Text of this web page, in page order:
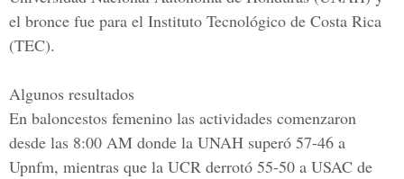
el bronce fue para el Instituto Tecnológico de Costa Rica
(TEC).
Algunos resultados
En baloncestos femenino las actividades comenzaron
desde las 8:00 AM donde la UNAH superó 57-46 a
Upnfm, mientras que la UCR derrotó 55-50 a USAC de